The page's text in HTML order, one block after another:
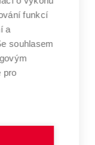
funkcí
a
souhlasem
pro